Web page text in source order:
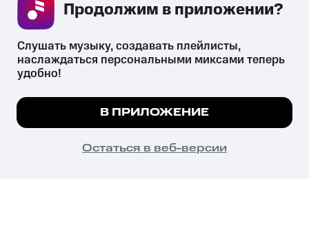
СКАЧАТЬ ПРИЛОЖЕНИЕ
психотропных веществ, их аналогов причиняет вред здоровью,
их незаконный оборот запрещён и влечёт установленную
законодательством ответственность.
© 2026 ООО «КИОН».
Все права защищены
Мы используем куки, чтобы на сайте все
Подробнее
ПОНЯТНО
Слушать музыку, создавать плейлисты,
наслаждаться персональными миксами теперь
удобно!
В ПРИЛОЖЕНИЕ
Остаться в веб-версии